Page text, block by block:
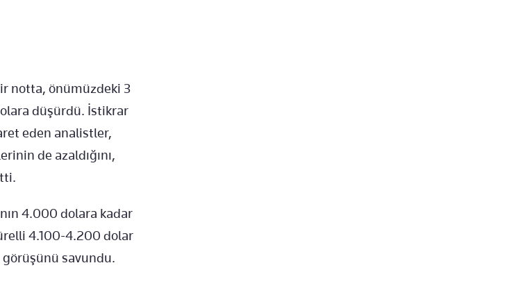
notta, önümüzdeki 3
düşürdü. İstikrar
eden analistler,
de azaldığını,
4.000 dolara kadar
4.100-4.200 dolar
görüşünü savundu.